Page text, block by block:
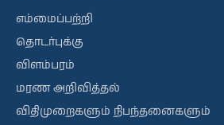
எம்மைப்பற்றி
தொடர்புக்கு
விளம்பரம்
மரண அறிவித்தல்
விதிமுறைகளும் நிபந்தனைகளும்